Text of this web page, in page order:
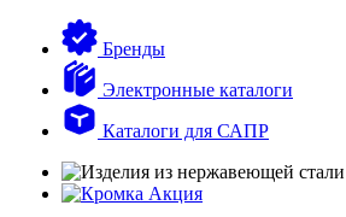
Бренды
Электронные каталоги
Каталоги для САПР